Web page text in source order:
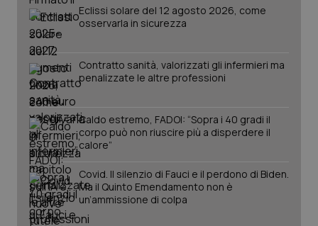
Eclissi solare del 12 agosto 2026, come
osservarla in sicurezza
Contratto sanità, valorizzati gli infermieri ma
penalizzate le altre professioni
Caldo estremo, FADOI: “Sopra i 40 gradi il
corpo può non riuscire più a disperdere il
calore”
Covid. Il silenzio di Fauci e il perdono di Biden.
Ma il Quinto Emendamento non è
un’ammissione di colpa
.quotidianosanita.it